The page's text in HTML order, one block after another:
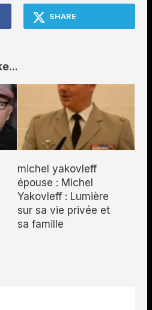
SHARE
michel yakovleff
épouse : Michel
Yakovleff : Lumière
sur sa vie privée et
sa famille